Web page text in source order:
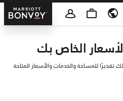
Bonvoy
الخاص بك
للمساحة والخدمات والأسعار المتاحة